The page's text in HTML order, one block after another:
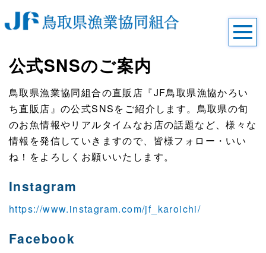
公式SNSのご案内
鳥取県漁業協同組合の直販店『JF鳥取県漁協かろい
ち直販店』の公式SNSをご紹介します。鳥取県の旬
のお魚情報やリアルタイムなお店の話題など、様々な
情報を発信していきますので、皆様フォロー・いい
ね！をよろしくお願いいたします。
Instagram
https://www.instagram.com/jf_karoichi/
Facebook